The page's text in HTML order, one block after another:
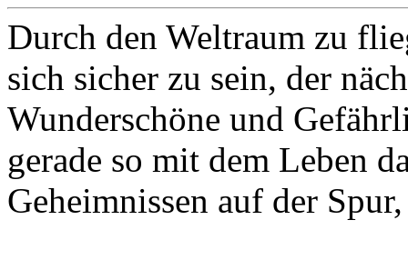
Durch den Weltraum zu
sich sicher zu sein, der
Wunderschöne und
gerade so mit dem Leben
Geheimnissen auf der